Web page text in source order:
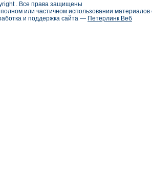
. Все права защищены
или частичном использовании
и поддержка сайта — Петерлинк Веб